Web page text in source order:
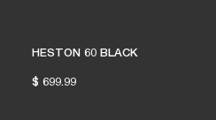
HESTON 60 BLACK
$ 699.99